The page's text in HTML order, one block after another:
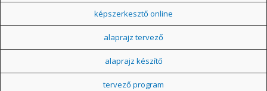
képszerkesztő online
alaprajz tervező
alaprajz készítő
tervező program